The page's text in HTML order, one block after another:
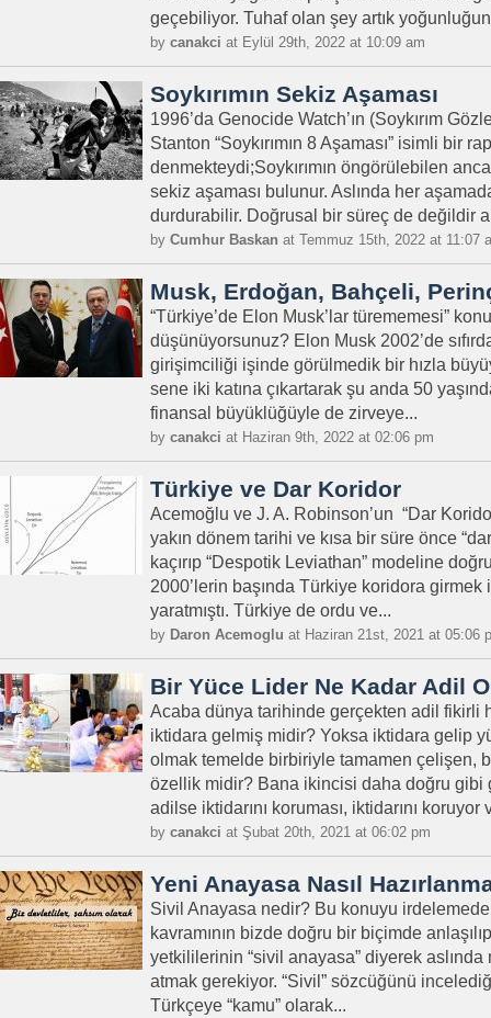
geçebiliyor. Tuhaf olan şey artık
by canakci at Eylül 29th, 2022 at 10:09 am
Soykırımın Sekiz Aşaması
1996’da Genocide Watch’ın (Soykırım
Stanton “Soykırımın 8 Aşaması” isimli bir
denmekteydi;Soykırımın öngörülebilen
sekiz aşaması bulunur. Aslında her
durdurabilir. Doğrusal bir süreç de değildir
by Cumhur Baskan at Temmuz 15th, 2022 at 11:07
Musk, Erdoğan, Bahçeli,
“Türkiye’de Elon Musk’lar türememesi”
düşünüyorsunuz? Elon Musk 2002’de
girişimciliği işinde görülmedik bir hızla
sene iki katına çıkartarak şu anda 50
finansal büyüklüğüyle de zirveye...
by canakci at Haziran 9th, 2022 at 02:06 pm
Türkiye ve Dar Koridor
Acemoğlu ve J. A. Robinson’un “Dar
yakın dönem tarihi ve kısa bir süre önce
kaçırıp “Despotik Leviathan” modeline
2000’lerin başında Türkiye koridora girmek
yaratmıştı. Türkiye de ordu ve...
by Daron Acemoglu at Haziran 21st, 2021 at 05:06
Bir Yüce Lider Ne Kadar Adil
Acaba dünya tarihinde gerçekten adil fikirli
iktidara gelmiş midir? Yoksa iktidara gelip
olmak temelde birbiriyle tamamen çelişen,
özellik midir? Bana ikincisi daha doğru gibi
adilse iktidarını koruması, iktidarını koruyor
by canakci at Şubat 20th, 2021 at 06:02 pm
Yeni Anayasa Nasıl
Sivil Anayasa nedir? Bu konuyu
kavramının bizde doğru bir biçimde
yetkililerinin “sivil anayasa” diyerek
atmak gerekiyor. “Sivil” sözcüğünü
Türkçeye “kamu” olarak...